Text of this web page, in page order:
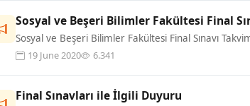
Sosyal ve Beşeri Bilimler Fakültesi Final
Sosyal ve Beşeri Bilimler Fakültesi Final Sınavı
19 June 2020
6.341
Final Sınavları ile İlgili Duyuru